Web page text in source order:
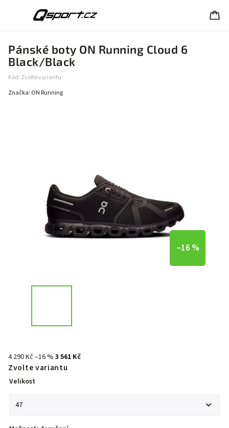
Pánské boty ON Running Cloud 6
Black/Black
Kód: Zvolte variantu
Značka: ON Running
–16 %
4 290 Kč–16 % 3 561 Kč
Zvolte variantu
Velikost